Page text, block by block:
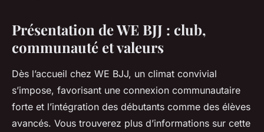
Présentation de WE BJJ : club,
communauté et valeurs
Dès l’accueil chez WE BJJ, un climat convivial
s’impose, favorisant une connexion communautaire
forte et l’intégration des débutants comme des élèves
avancés. Vous trouverez plus d’informations sur cette